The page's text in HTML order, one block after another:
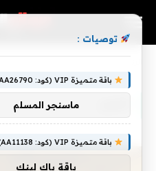
توصيات :
باقة متميزة VIP (كود: AA26790):
ماسنجر المسلم
باقة متميزة VIP (كود: AA11138):
باقة باك لينك